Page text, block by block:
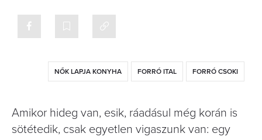
NŐK LAPJA KONYHA FORRÓ ITAL FORRÓ CSOKI
Amikor hideg van, esik, ráadásul még korán is
sötétedik, csak egyetlen vigaszunk van: egy